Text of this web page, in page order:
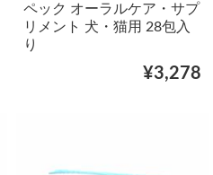
ペック オーラルケア・サプ
リメント 犬・猫用 28包入
り
¥3,278